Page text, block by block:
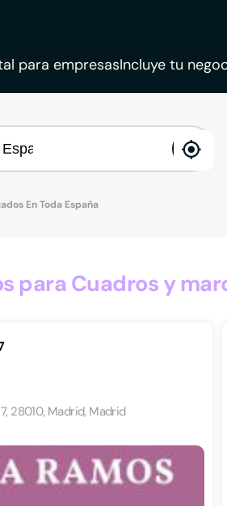
para empresasIncluye tu
En Toda España
para Cuadros y
28010, Madrid, Madrid